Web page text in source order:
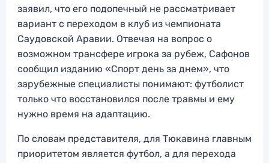
заявил, что его подопечный не рассматривает
вариант с переходом в клуб из чемпионата
Саудовской Аравии. Отвечая на вопрос о
возможном трансфере игрока за рубеж, Сафонов
сообщил изданию «Спорт день за днем», что
зарубежные специалисты понимают: футболист
только что восстановился после травмы и ему
нужно время на адаптацию.
По словам представителя, для Тюкавина главным
приоритетом является футбол, а для перехода